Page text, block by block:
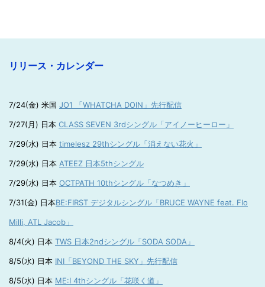
リリース・カレンダー
7/24(金) 米国 JO1 「WHATCHA DOIN」先行配信
7/27(月) 日本 CLASS SEVEN 3rdシングル「アイノーヒーロー」
7/29(水) 日本 timelesz 29thシングル「消えない花火」
7/29(水) 日本 ATEEZ 日本5thシングル
7/29(水) 日本 OCTPATH 10thシングル「なつめき」
7/31(金) 日本BE:FIRST デジタルシングル「BRUCE WAYNE feat. Flo
Milli, ATL Jacob」
8/4(火) 日本 TWS 日本2ndシングル「SODA SODA」
8/5(水) 日本 INI「BEYOND THE SKY」先行配信
8/5(水) 日本 ME:I 4thシングル「花咲く道」